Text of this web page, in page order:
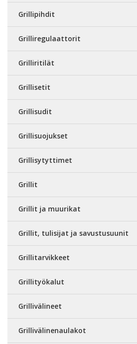
Grillipihdit
Grilliregulaattorit
Grilliritilät
Grillisetit
Grillisudit
Grillisuojukset
Grillisytyttimet
Grillit
Grillit ja muurikat
Grillit, tulisijat ja savustusuunit
Grillitarvikkeet
Grillityökalut
Grillivälineet
Grillivälinenaulakot